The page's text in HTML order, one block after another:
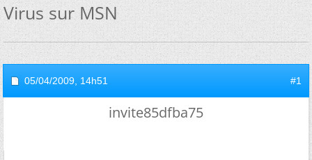
Virus sur MSN
05/04/2009, 14h51 #1
invite85dfba75